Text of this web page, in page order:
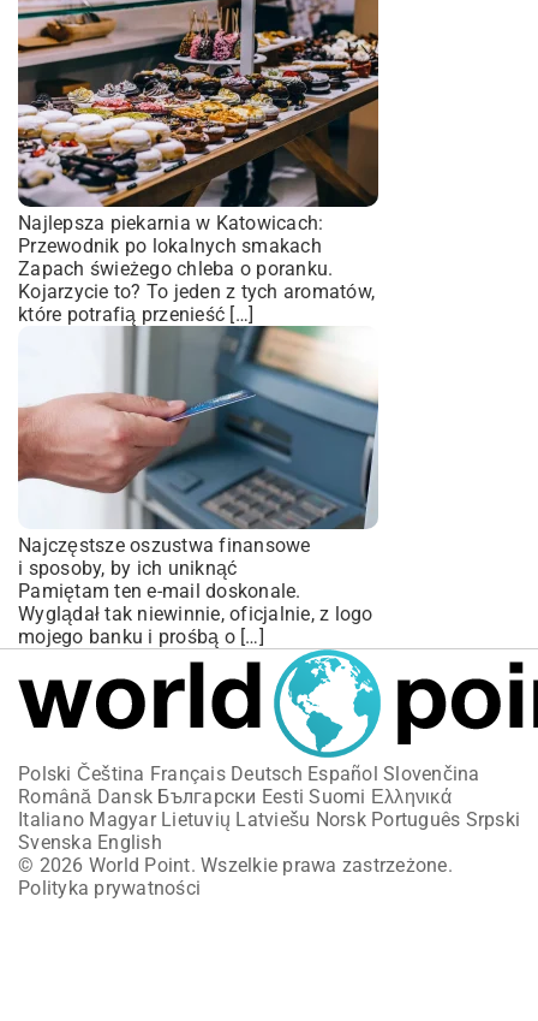
Najlepsza piekarnia w Katowicach:
Przewodnik po lokalnych smakach
Zapach świeżego chleba o poranku.
Kojarzycie to? To jeden z tych aromatów,
które potrafią przenieść […]
Najczęstsze oszustwa finansowe
i sposoby, by ich uniknąć
Pamiętam ten e-mail doskonale.
Wyglądał tak niewinnie, oficjalnie, z logo
mojego banku i prośbą o […]
Polski Čeština Français Deutsch Español Slovenčina
Română Dansk Български Eesti Suomi Ελληνικά
Italiano Magyar Lietuvių Latviešu Norsk Português Srpski
Svenska English
© 2026 World Point. Wszelkie prawa zastrzeżone.
Polityka prywatności